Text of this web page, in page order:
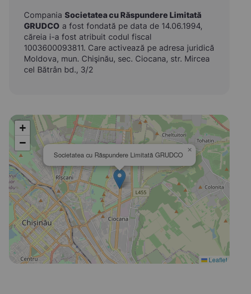
Compania Societatea cu Răspundere Limitată
GRUDCO a fost fondată pe data de 14.06.1994,
căreia i-a fost atribuit codul fiscal
1003600093811. Care activează pe adresa juridică
Moldova, mun. Chişinău, sec. Ciocana, str. Mircea
cel Bătrân bd., 3/2
Societatea cu Răspundere Limitată GRUDCO
×
+
−
Leaflet